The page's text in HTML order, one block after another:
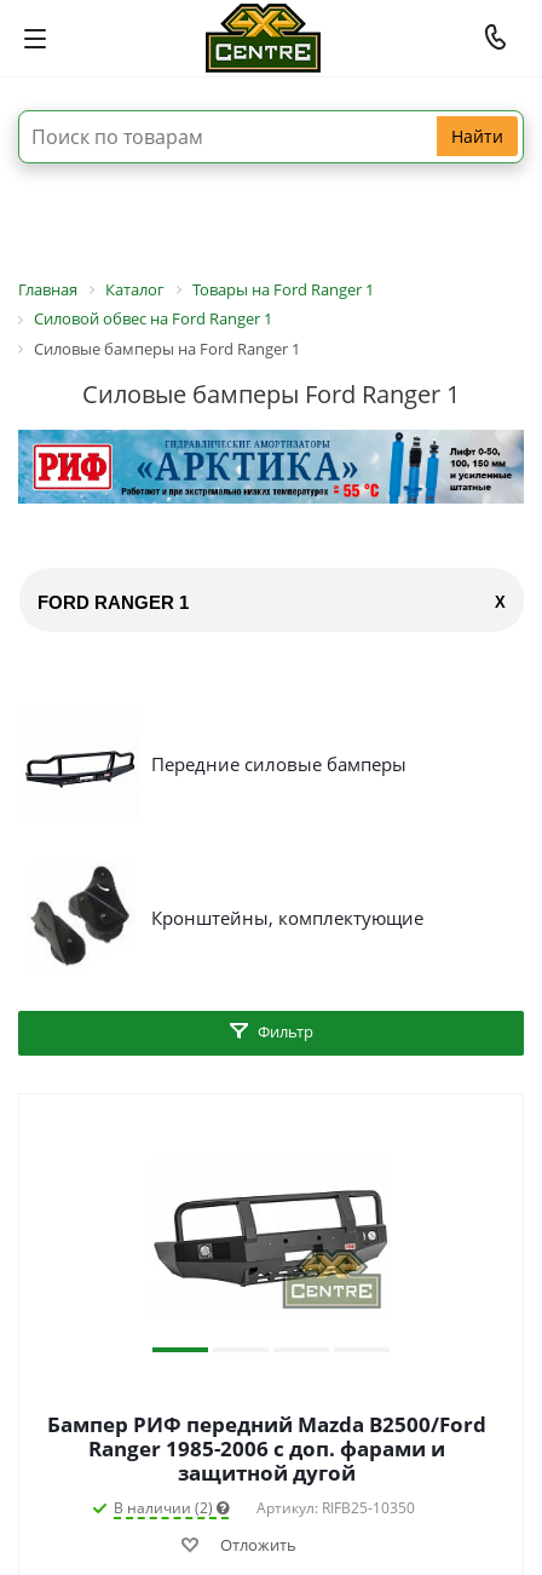
Найти
Главная Каталог
Товары на Ford Ranger 1
Силовой обвес на Ford Ranger 1
Силовые бамперы на Ford Ranger 1
Силовые бамперы Ford Ranger 1
FORD RANGER 1 X
Передние силовые бамперы
Кронштейны, комплектующие
Фильтр
Бампер РИФ передний Mazda B2500/Ford
Ranger 1985-2006 с доп. фарами и
защитной дугой
В наличии (2) Артикул: RIFB25-10350
Отложить